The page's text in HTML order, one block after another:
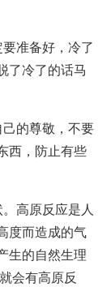
准备好，冷了
了冷了的话马
的尊敬，不要
西，防止有些
高原反应是人
度而造成的气
生的自然生理
会有高原反